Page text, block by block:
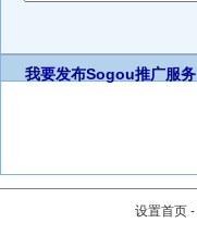
我要发布Sogou推广服务
设置首页 -